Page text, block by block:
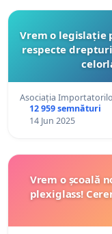
Vrem o legislație
respecte
Asociația
12 959 semnături
14 Jun 2025
Vrem o școală
plexiglass!